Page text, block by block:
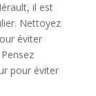
il est
Nettoyez
éviter
pour éviter